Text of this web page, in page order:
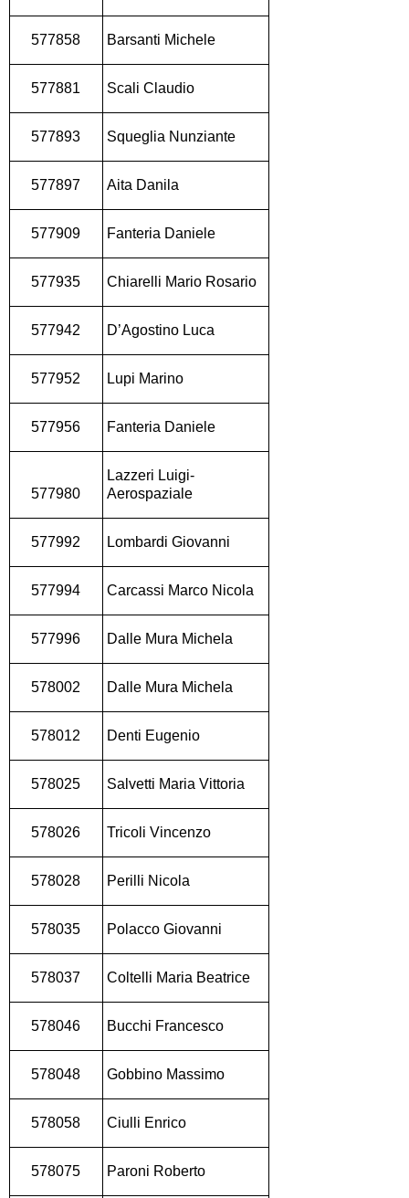
577858 Barsanti Michele
577881 Scali Claudio
577893 Squeglia Nunziante
577897 Aita Danila
577909 Fanteria Daniele
577935 Chiarelli Mario Rosario
577942 D’Agostino Luca
577952 Lupi Marino
577956 Fanteria Daniele
577980
Lazzeri Luigi-
Aerospaziale
577992 Lombardi Giovanni
577994 Carcassi Marco Nicola
577996 Dalle Mura Michela
578002 Dalle Mura Michela
578012 Denti Eugenio
578025 Salvetti Maria Vittoria
578026 Tricoli Vincenzo
578028 Perilli Nicola
578035 Polacco Giovanni
578037 Coltelli Maria Beatrice
578046 Bucchi Francesco
578048 Gobbino Massimo
578058 Ciulli Enrico
578075 Paroni Roberto